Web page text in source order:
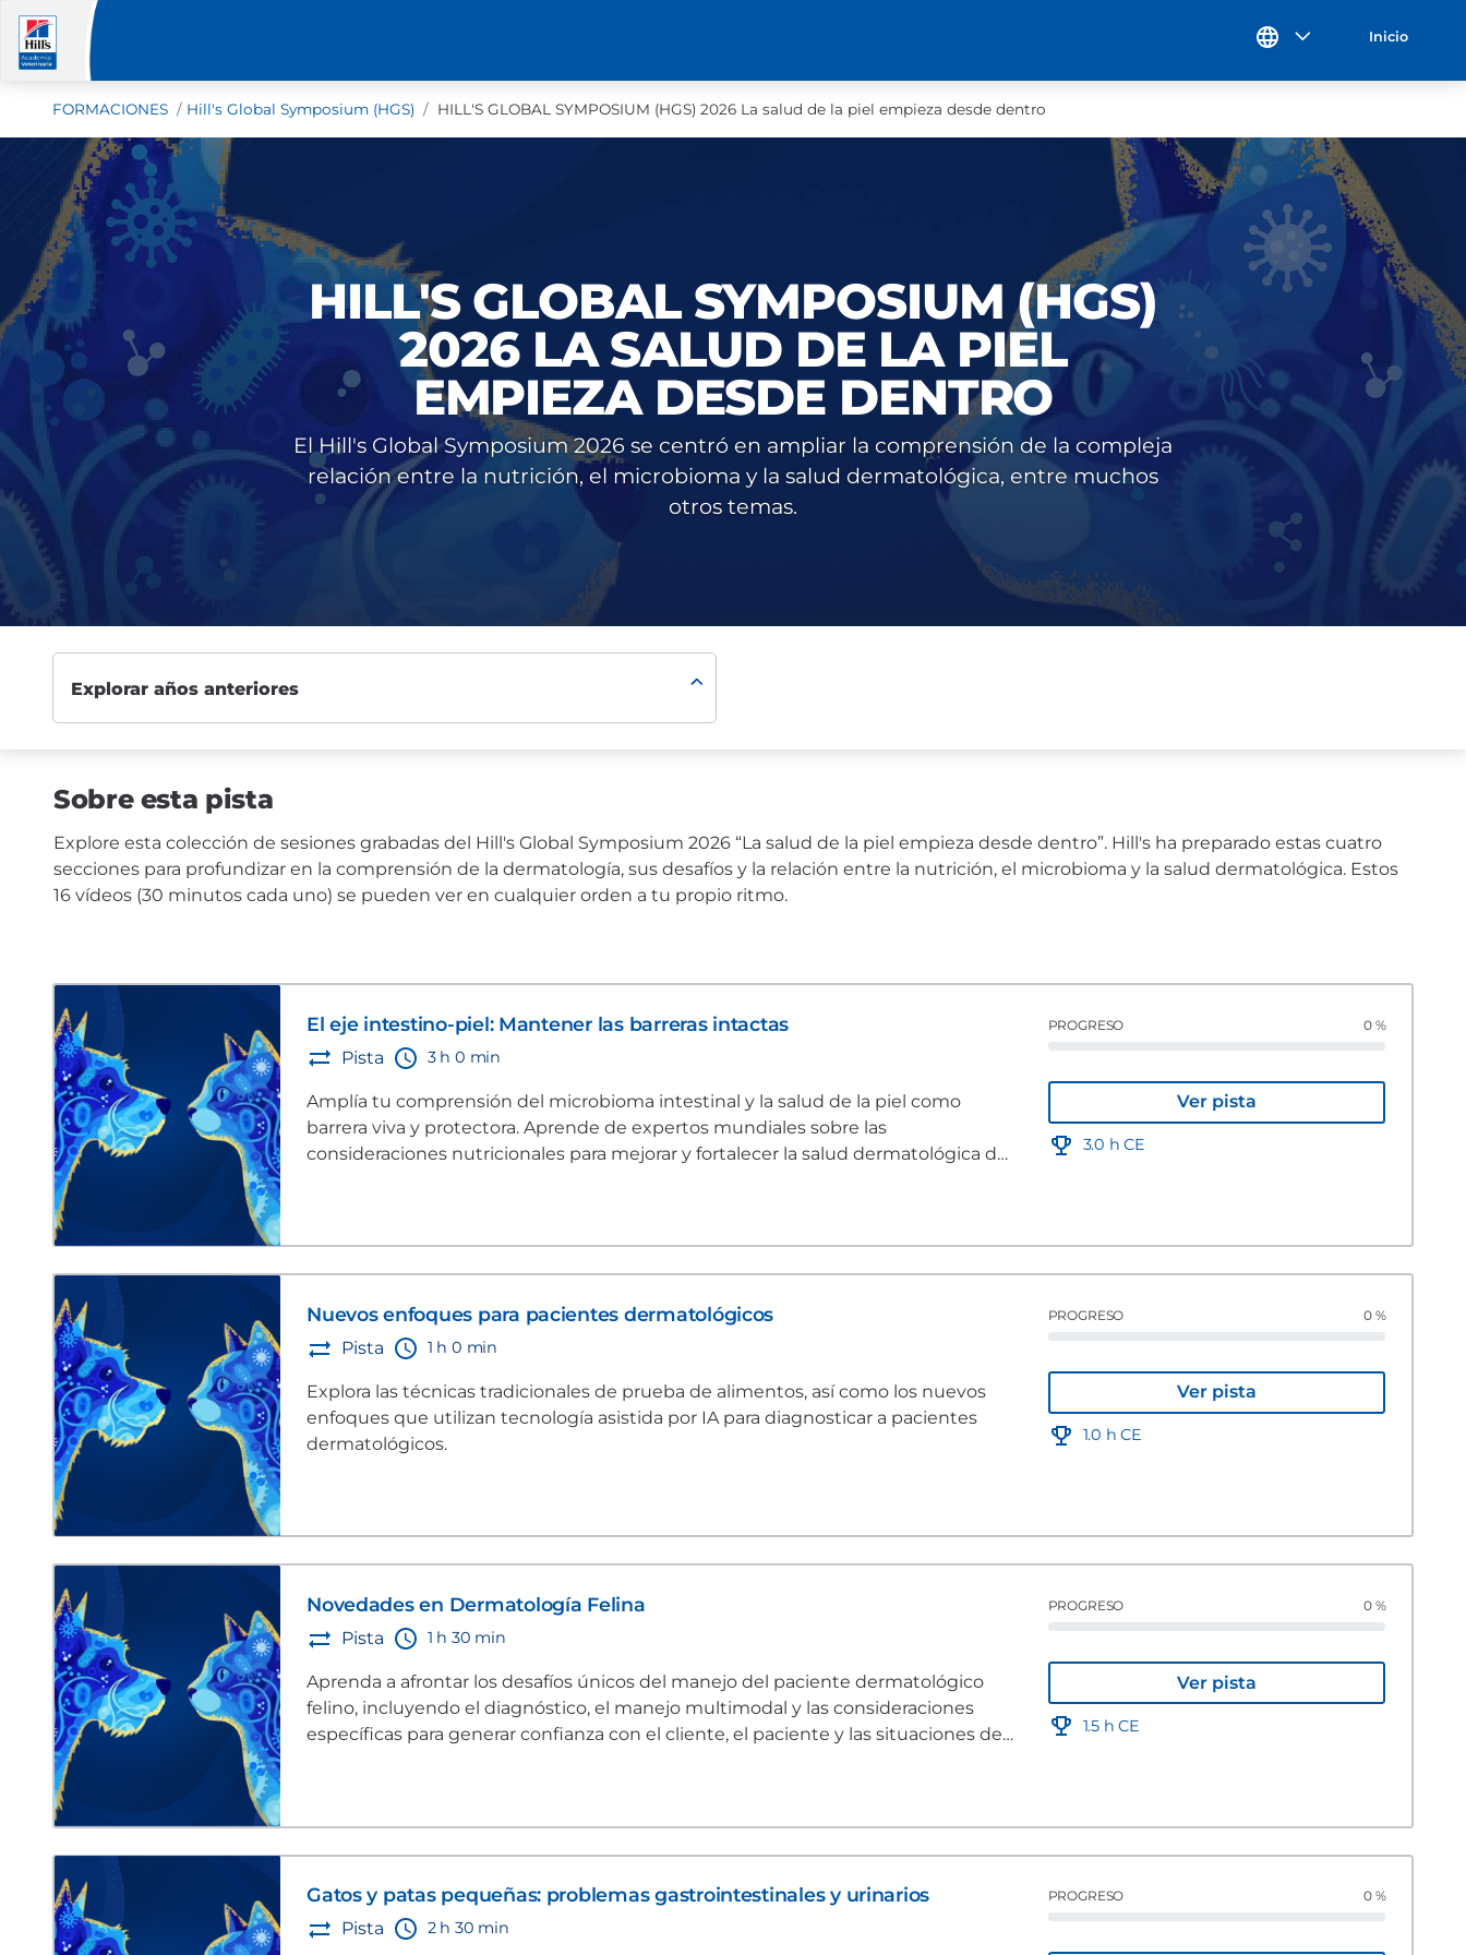
Inicio
FORMACIONES Hill's Global Symposium (HGS) HILL'S GLOBAL SYMPOSIUM (HGS) 2026 La salud de la piel empieza desde dentro
HILL'S GLOBAL SYMPOSIUM (HGS)
2026 LA SALUD DE LA PIEL
EMPIEZA DESDE DENTRO
El Hill's Global Symposium 2026 se centró en ampliar la comprensión de la compleja
relación entre la nutrición, el microbioma y la salud dermatológica, entre muchos
otros temas.
Sobre esta pista
Explore esta colección de sesiones grabadas del Hill's Global Symposium 2026 “La salud de la piel empieza desde dentro”. Hill's ha preparado estas cuatro
secciones para profundizar en la comprensión de la dermatología, sus desafíos y la relación entre la nutrición, el microbioma y la salud dermatológica. Estos
16 vídeos (30 minutos cada uno) se pueden ver en cualquier orden a tu propio ritmo.
El eje intestino-piel: Mantener las barreras intactas
Pista 3 h 0 min
Amplía tu comprensión del microbioma intestinal y la salud de la piel como
barrera viva y protectora. Aprende de expertos mundiales sobre las
consideraciones nutricionales para mejorar y fortalecer la salud dermatológica de
PROGRESO 0 %
Ver pista
3.0 h CE
Nuevos enfoques para pacientes dermatológicos
Pista 1 h 0 min
Explora las técnicas tradicionales de prueba de alimentos, así como los nuevos
enfoques que utilizan tecnología asistida por IA para diagnosticar a pacientes
dermatológicos.
PROGRESO 0 %
Ver pista
1.0 h CE
Novedades en Dermatología Felina
Pista 1 h 30 min
Aprenda a afrontar los desafíos únicos del manejo del paciente dermatológico
felino, incluyendo el diagnóstico, el manejo multimodal y las consideraciones
específicas para generar confianza con el cliente, el paciente y las situaciones de
PROGRESO 0 %
Ver pista
1.5 h CE
Gatos y patas pequeñas: problemas gastrointestinales y urinarios
Pista 2 h 30 min
PROGRESO 0 %